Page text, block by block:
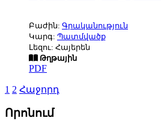
Բաժին: Գրականություն
Կարգ: Պատմվածք
Լեզու: Հայերեն
Թղթային
PDF
1 2 Հաջորդ
Որոնում